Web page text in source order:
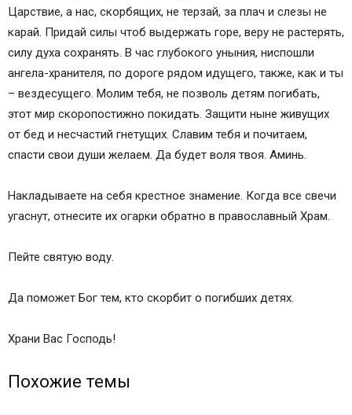
Царствие, а нас, скорбящих, не терзай, за плач и слезы не
карай. Придай силы чтоб выдержать горе, веру не растерять,
силу духа сохранять. В час глубокого уныния, ниспошли
ангела-хранителя, по дороге рядом идущего, также, как и ты
– вездесущего. Молим тебя, не позволь детям погибать,
этот мир скоропостижно покидать. Защити ныне живущих
от бед и несчастий гнетущих. Славим тебя и почитаем,
спасти свои души желаем. Да будет воля твоя. Аминь.
Накладываете на себя крестное знамение. Когда все свечи
угаснут, отнесите их огарки обратно в православный Храм.
Пейте святую воду.
Да поможет Бог тем, кто скорбит о погибших детях.
Храни Вас Господь!
Похожие темы